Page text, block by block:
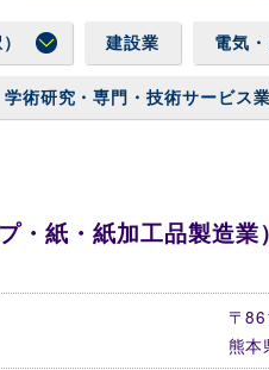
建設業 電気
学術研究・専門・技術サービス業
・紙・紙加工品製造業）
〒
熊本